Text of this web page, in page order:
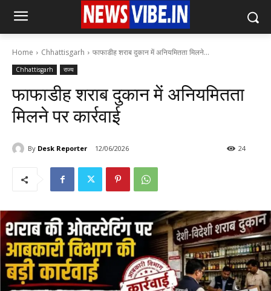
Home Chhattisgarh फाफाडीह शराब दुकान में अनियमितता मिलने...
Chhattisgarh राज्य
फाफाडीह शराब दुकान में अनियमितता
मिलने पर कार्रवाई
By Desk Reporter 12/06/2026 24